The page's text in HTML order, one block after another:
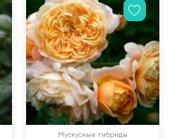
Мускусные гибриды